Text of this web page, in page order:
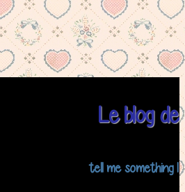
Le blog de
tell me something I